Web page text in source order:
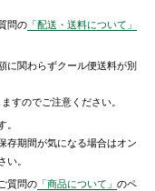
問の 「配送・送料について」
に関わらずクール便送料が別
すのでご注意ください。
。
存期間が気になる場合はオン
い。
質問の 「商品について」のペ